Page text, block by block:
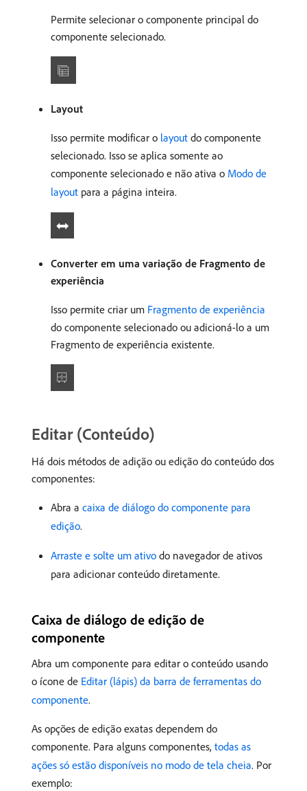
Permite selecionar o componente principal do
componente selecionado.
Layout
Isso permite modificar o layout do componente
selecionado. Isso se aplica somente ao
componente selecionado e não ativa o Modo de
layout para a página inteira.
Converter em uma variação de Fragmento de
experiência
Isso permite criar um Fragmento de experiência
do componente selecionado ou adicioná-lo a um
Fragmento de experiência existente.
Editar (Conteúdo)
Há dois métodos de adição ou edição do conteúdo dos
componentes:
Abra a caixa de diálogo do componente para
edição.
Arraste e solte um ativo do navegador de ativos
para adicionar conteúdo diretamente.
Caixa de diálogo de edição de
componente
Abra um componente para editar o conteúdo usando
o ícone de Editar (lápis) da barra de ferramentas do
componente.
As opções de edição exatas dependem do
componente. Para alguns componentes, todas as
ações só estão disponíveis no modo de tela cheia. Por
exemplo: